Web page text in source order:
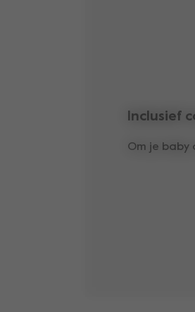
Inclusief
Om je baby